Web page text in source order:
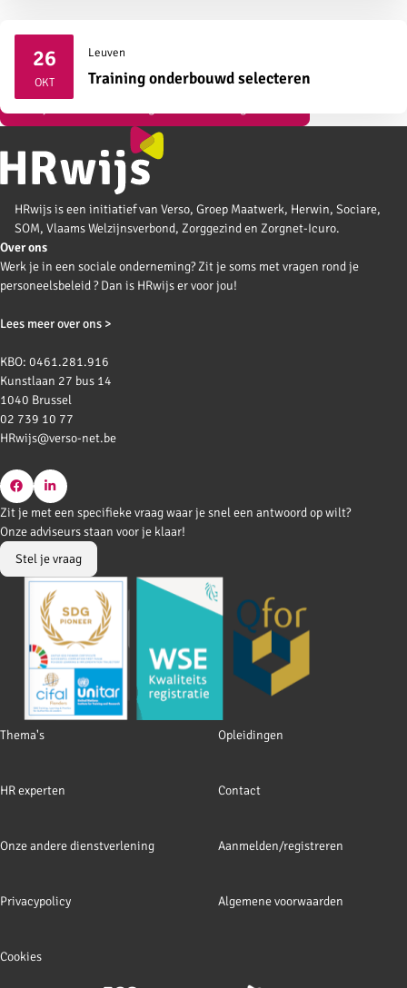
26
OKT2026
Leuven
Training onderbouwd selecteren
HRwijs is een initiatief van Verso, Groep Maatwerk, Herwin, Sociare,
SOM, Vlaams Welzijnsverbond, Zorggezind en Zorgnet-Icuro.
Over ons
Werk je in een sociale onderneming? Zit je soms met vragen rond je
personeelsbeleid ? Dan is HRwijs er voor jou!
Lees meer over ons >
KBO: 0461.281.916
Kunstlaan 27 bus 14
1040 Brussel
02 739 10 77
HRwijs@verso-net.be
Go
to
Facebook
Go
to
LinkedIn
Footer
Thema's Opleidingen
HR experten Contact
Onze andere dienstverlening Aanmelden/registreren
Privacypolicy Algemene voorwaarden
Cookies
Zit je met een specifieke vraag waar je snel een antwoord op wilt?
Onze adviseurs staan voor je klaar!
Stel je vraag